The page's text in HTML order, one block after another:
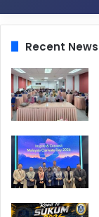
Recent News